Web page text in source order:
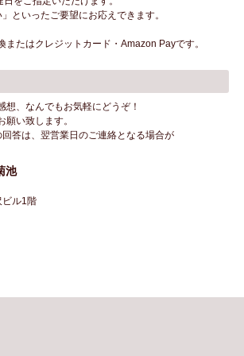
といったご要望にお応えできます。
たはクレジットカード・Amazon Payです。
、なんでもお気軽にどうぞ！
い致します。
答は、翌営業日のご連絡となる場合が
池
ル1階